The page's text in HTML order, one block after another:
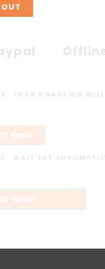
: YOUR DONATION
NOW
: WAIT THE